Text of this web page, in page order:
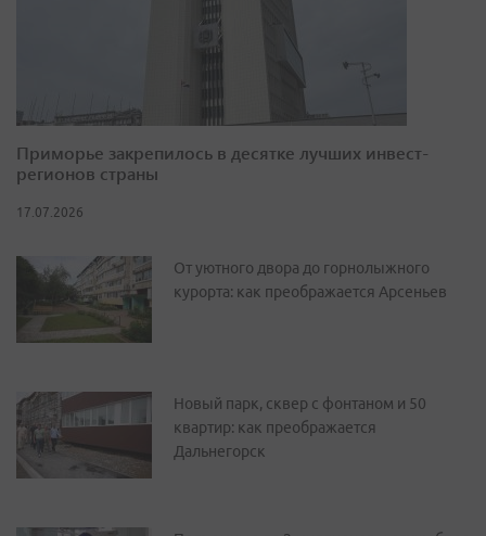
Приморье закрепилось в десятке лучших инвест-
регионов страны
17.07.2026
От уютного двора до горнолыжного
курорта: как преображается Арсеньев
Новый парк, сквер с фонтаном и 50
квартир: как преображается
Дальнегорск